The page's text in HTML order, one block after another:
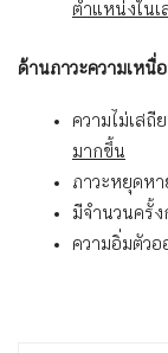
ตำแหน่งใน
ด้านภาวะความเหนื่
ความไม่เส
มากขึ้น
ภาวะหยุดห
มีจำนวนครั้
ความอิ่มตัวอ